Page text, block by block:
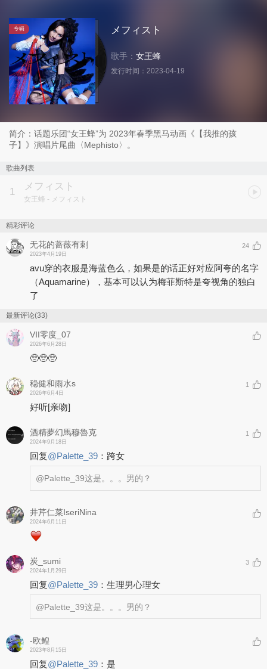
专辑 メフィスト
歌手： 女王蜂
发行时间： 2023-04-19
简介：话题乐团“女王蜂”为 2023年春季黑马动画《【我推的孩
子】》演唱片尾曲〈Mephisto〉。
歌曲列表
1 メフィスト
女王蜂 - メフィスト
精彩评论
无花的蔷薇有刺
2023年4月19日
24
avu穿的衣服是海蓝色么，如果是的话正好对应阿夸的名字
（Aquamarine），基本可以认为梅菲斯特是夸视角的独白
了
最新评论(33)
VII零度_07
2026年6月28日
🥺🥺🥺
稳健和雨水s
2026年6月4日
1
好听[亲吻]
酒精夢幻馬穆魯克
2024年9月18日
1
回复@Palette_39 ： 跨女
@Palette_39这是。。。男的？
井芹仁菜IseriNina
2024年6月11日
炭_sumi
2024年1月29日
3
回复@Palette_39 ： 生理男心理女
@Palette_39这是。。。男的？
-欧鳇
2023年8月15日
回复@Palette_39 ： 是